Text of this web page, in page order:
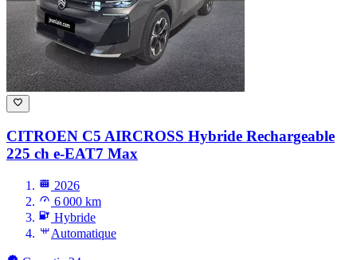
CITROEN C5 AIRCROSS Hybride Rechargeable
225 ch e-EAT7 Max
2026
6 000 km
Hybride
Automatique